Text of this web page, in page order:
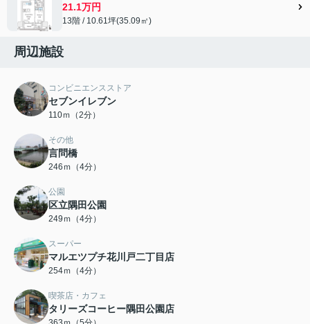
21.1万円
13階 / 10.61坪(35.09㎡)
周辺施設
コンビニエンスストア
セブンイレブン
110ｍ（2分）
その他
言問橋
246ｍ（4分）
公園
区立隅田公園
249ｍ（4分）
スーパー
マルエツプチ花川戸二丁目店
254ｍ（4分）
喫茶店・カフェ
タリーズコーヒー隅田公園店